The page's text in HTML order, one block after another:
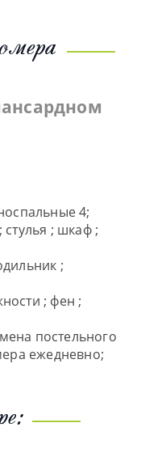
4;
; шкаф ;
;
; фен ;
постельного
ежедневно;